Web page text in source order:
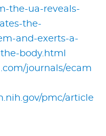
the-ua-reveals-
the-
and-exerts-a-
body.html
journals/ecam
pmc/article